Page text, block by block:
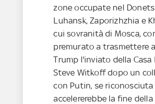
zone occupate nel
Luhansk, Zaporizhzhia e
cui sovranità di Mosca,
premurato a trasmettere
Trump l'inviato della Casa
Steve Witkoff dopo un
con Putin, se riconosciuta
accelererebbe la fine della